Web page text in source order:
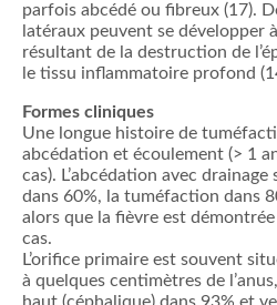
parfois abcédé ou fibreux (17).
latéraux peuvent se développer
résultant de la destruction de
le tissu inflammatoire profond
Formes cliniques
Une longue histoire de
abcédation et écoulement (> 1
cas). L’abcédation avec
dans 60%, la tuméfaction dans
alors que la fièvre est
cas.
L’orifice primaire est souvent
à quelques centimètres de